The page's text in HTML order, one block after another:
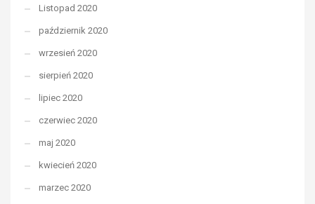
Listopad 2020
październik 2020
wrzesień 2020
sierpień 2020
lipiec 2020
czerwiec 2020
maj 2020
kwiecień 2020
marzec 2020